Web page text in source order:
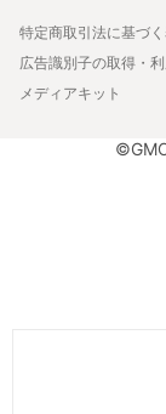
特定商取引法に基づ
広告識別子の取得・
メディアキット